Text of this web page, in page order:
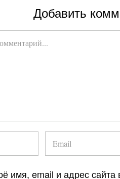
Добавить
имя, email и адрес сайта